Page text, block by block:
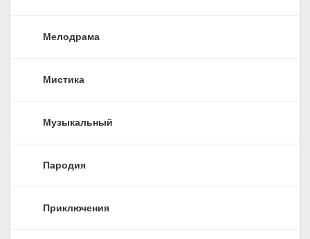
Мелодрама
Мистика
Музыкальный
Пародия
Приключения